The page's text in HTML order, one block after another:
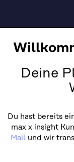
Deine
Du hast bereits
max x insight
Mail und wir